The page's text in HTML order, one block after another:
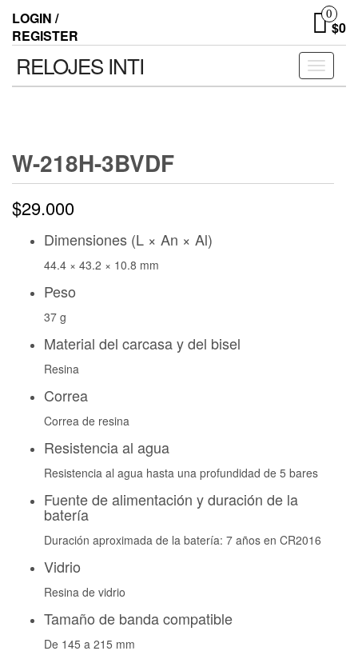
LOGIN /
REGISTER
0
$0
Toggle
RELOJES INTI
W-218H-3BVDF
$29.000
Dimensiones (L × An × Al)
44.4 × 43.2 × 10.8 mm
Peso
37 g
Material del carcasa y del bisel
Resina
Correa
Correa de resina
Resistencia al agua
Resistencia al agua hasta una profundidad de 5 bares
Fuente de alimentación y duración de la
batería
Duración aproximada de la batería: 7 años en CR2016
Vidrio
Resina de vidrio
Tamaño de banda compatible
De 145 a 215 mm